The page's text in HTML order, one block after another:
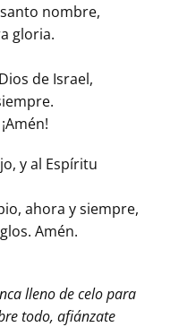
nombre,
gloria.
de Israel,
y al Espíritu
ahora y siempre,
Amén.
lleno de celo para
todo, afiánzate